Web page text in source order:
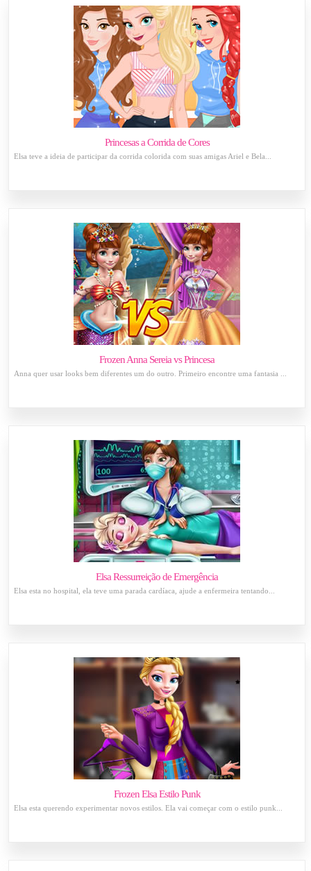
Princesas a Corrida de Cores
Elsa teve a ideia de participar da corrida colorida com suas amigas Ariel e Bela...
Frozen Anna Sereia vs Princesa
Anna quer usar looks bem diferentes um do outro. Primeiro encontre uma fantasia ...
Elsa Ressurreição de Emergência
Elsa esta no hospital, ela teve uma parada cardíaca, ajude a enfermeira tentando...
Frozen Elsa Estilo Punk
Elsa esta querendo experimentar novos estilos. Ela vai começar com o estilo punk...